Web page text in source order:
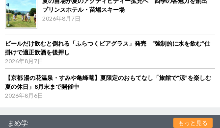
プリンスホテル・苗場スキー場
2026年8月7日
ビールだけ飲むと倒れる「ふらつくビアグラス」発売 “強制的に水を飲む”仕
掛けで適正飲酒を後押し
2026年8月7日
【京都 湯の花温泉・すみや亀峰菴】夏限定のおもてなし「旅館で“涼”を楽しむ
夏の休日」8月末まで開催中
2026年8月6日
まめ学 もっと見る